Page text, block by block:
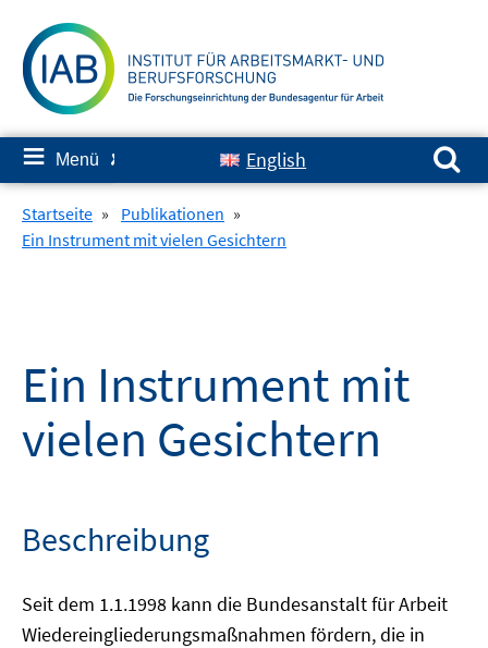
zum
Inhalt
≡ Menü ✘ English
Suchen nach:
Startseite » Publikationen »
Ein Instrument mit vielen Gesichtern
Ein Instrument mit
vielen Gesichtern
Beschreibung
Seit dem 1.1.1998 kann die Bundesanstalt für Arbeit
Wiedereingliederungsmaßnahmen fördern, die in